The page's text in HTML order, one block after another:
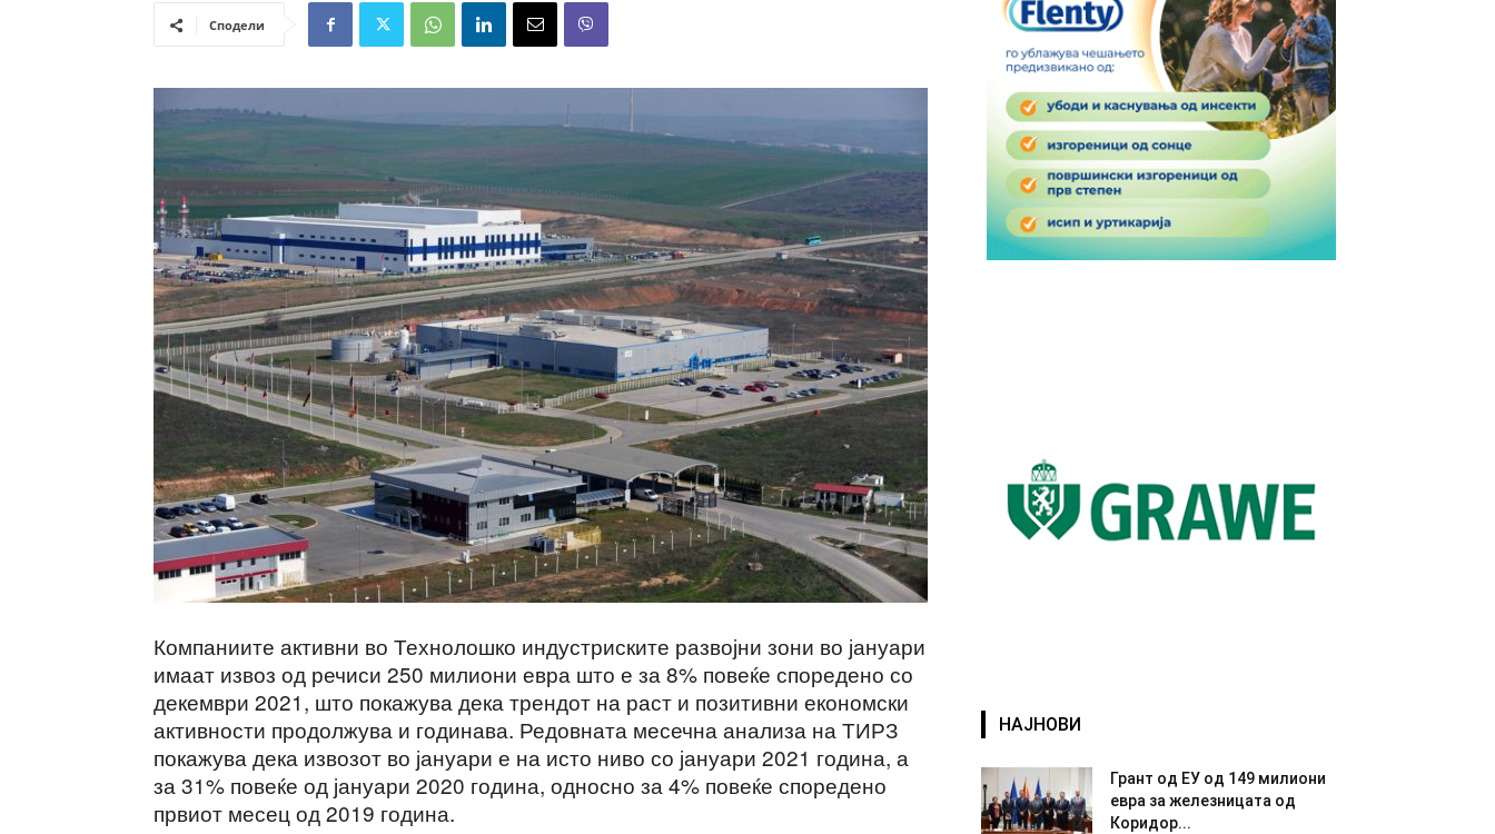
Сподели
Компаниите активни во Технолошко индустриските развојни зони во јануари
имаат извоз од речиси 250 милиони евра што е за 8% повеќе споредено со
декември 2021, што покажува дека трендот на раст и позитивни економски
активности продолжува и годинава. Редовната месечна анализа на ТИРЗ
покажува дека извозот во јануари е на исто ниво со јануари 2021 година, а
за 31% повеќе од јануари 2020 година, односно за 4% повеќе споредено
првиот месец од 2019 година.
НАЈНОВИ
Грант од ЕУ од 149 милиони
евра за железницата од
Коридор...